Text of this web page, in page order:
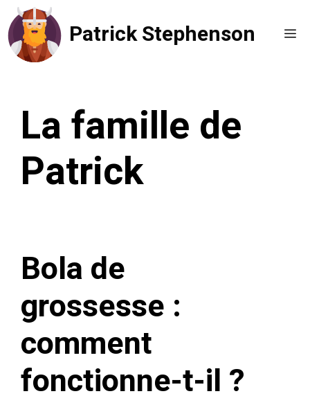
Aller
au
contenu
Patrick Stephenson
La famille de
Patrick
Bola de
grossesse :
comment
fonctionne-t-il ?